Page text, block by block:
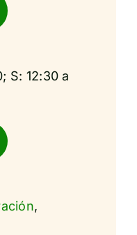
S: 12:30 a
,